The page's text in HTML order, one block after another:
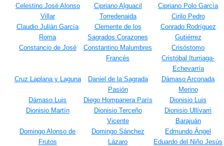
Celestino José Alonso
Villar
Cipriano Alguacil
Torredenaida
Cipriano Polo García
Cirilo Pedro
Claudio Julián García
Roma
Clemente de los
Sagrados Corazones
Conrado Rodríguez
Gutiérrez
Constancio de José
Constantino Malumbres
Francés
Crisóstomo
Cristóbal Iturriaga-
Echevarría
Cruz Laplana y Laguna
Daniel de la Sagrada
Pasión
Dámaso Arconada
Merino
Dámaso Luis
Diego Hompanera París
Dionisio Luis
Dionisio Martín
Dionisio Terceño
Vicente
Dionisio Ullívarri
Barajuán
Domingo Alonso de
Frutos
Domingo Sánchez
Lázaro
Edmundo Ángel
Eduardo del Niño Jesús